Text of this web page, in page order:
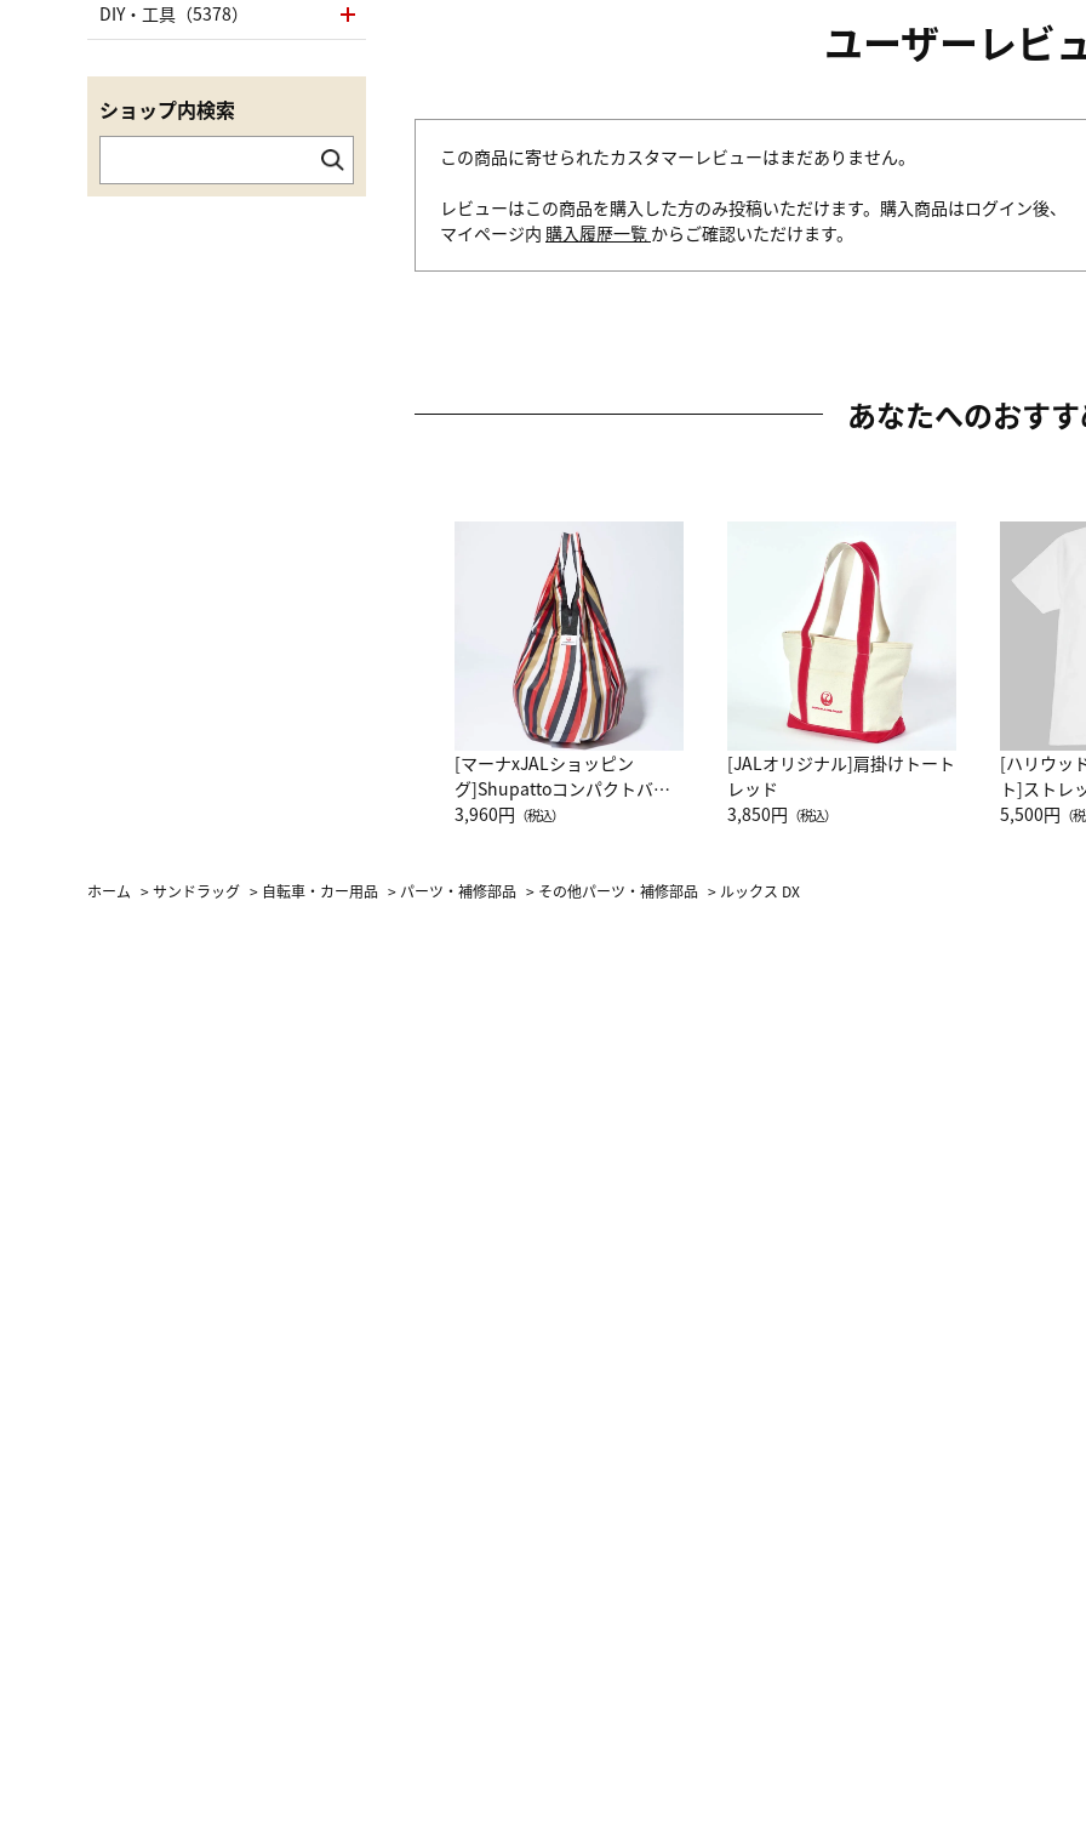
ユーザーレビ
この商品に寄せられたカスタマーレビューはまだありません。
レビューはこの商品を購入した方のみ投稿いただけます。購入商品はログイン後、
マイページ内 購入履歴一覧 からご確認いただけます。
あなたへのおす
[マーナxJALショッピン
グ]Shupattoコンパクトバッ
グ Drop JAL客室乗務員
3,960円 （税込）
[JALオリジナル]肩掛けトート
レッド
3,850円 （税込）
[ハリウッ
ト]ストレ
ーネック
5,500円 （
DIY・工具（5378）
ショップ内検索
ホーム >サンドラッグ > 自転車・カー用品 > パーツ・補修部品 > その他パーツ・補修部品 > ルックス DX